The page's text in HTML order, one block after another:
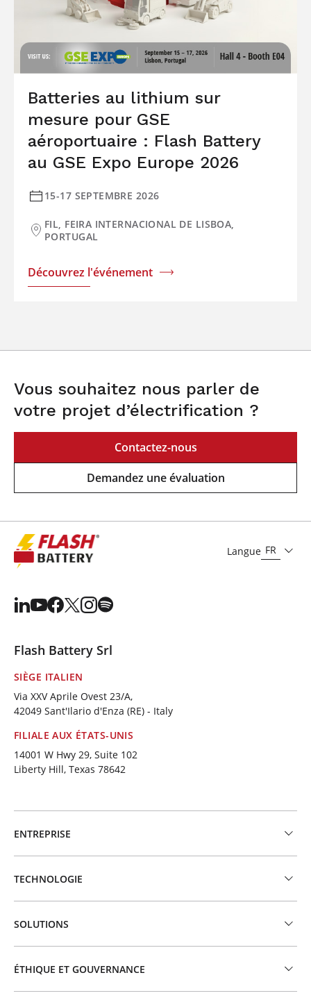
Batteries au lithium sur
mesure pour GSE
aéroportuaire : Flash Battery
au GSE Expo Europe 2026
15-17 SEPTEMBRE 2026
FIL, FEIRA INTERNACIONAL DE LISBOA,
PORTUGAL
Découvrez l'événement
Vous souhaitez nous parler de
votre projet d’électrification ?
Contactez-nous
Demandez une évaluation
Langue FR
Flash Battery Srl
SIÈGE ITALIEN
Via XXV Aprile Ovest 23/A,
42049 Sant'Ilario d'Enza (RE) - Italy
FILIALE AUX ÉTATS-UNIS
14001 W Hwy 29, Suite 102
Liberty Hill, Texas 78642
ENTREPRISE
TECHNOLOGIE
SOLUTIONS
ÉTHIQUE ET GOUVERNANCE